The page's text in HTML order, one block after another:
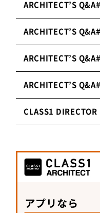
用途はクレーンや
ど多岐に渡る。
ロックドコイルロ
最高速エレベータ
で、前例のないワ
新的な製品を世に
ワイヤロープはエ
業、鉄鋼業を中心
ヤコードでは独立
ARCHITECT’S
ARCHITECT’S
ARCHITECT’S
ARCHITECT’S
CLASS1 DIRECTOR